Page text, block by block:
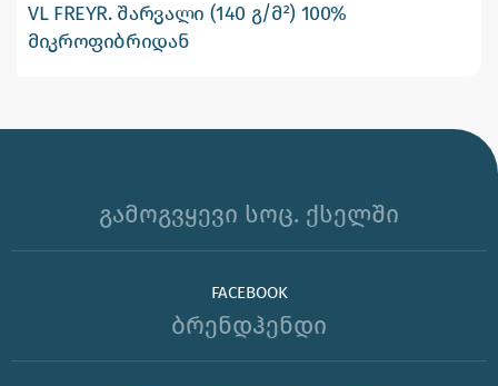
VL FREYR. შარვალი (140 გ/მ²) 100%
მიკროფიბრიდან
გამოგვყევი სოც. ქსელში
FACEBOOK
ბრენდჰენდი